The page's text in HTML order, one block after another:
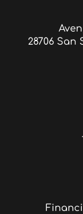
28706 San